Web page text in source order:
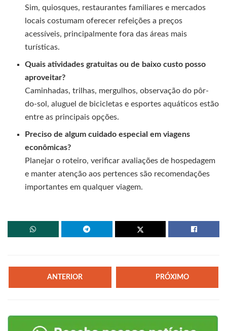
Sim, quiosques, restaurantes familiares e mercados
locais costumam oferecer refeições a preços
acessíveis, principalmente fora das áreas mais
turísticas.
Quais atividades gratuitas ou de baixo custo posso
aproveitar?
Caminhadas, trilhas, mergulhos, observação do pôr-
do-sol, aluguel de bicicletas e esportes aquáticos estão
entre as principais opções.
Preciso de algum cuidado especial em viagens
econômicas?
Planejar o roteiro, verificar avaliações de hospedagem
e manter atenção aos pertences são recomendações
importantes em qualquer viagem.
ANTERIOR PRÓXIMO